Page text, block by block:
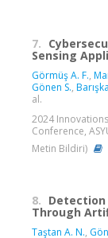
7.
Sensing
Görmüş A. F.,
Gönen S.,
al.
2024
Conference,
Metin Bildiri)
8.
Through
Taştan A. N.,